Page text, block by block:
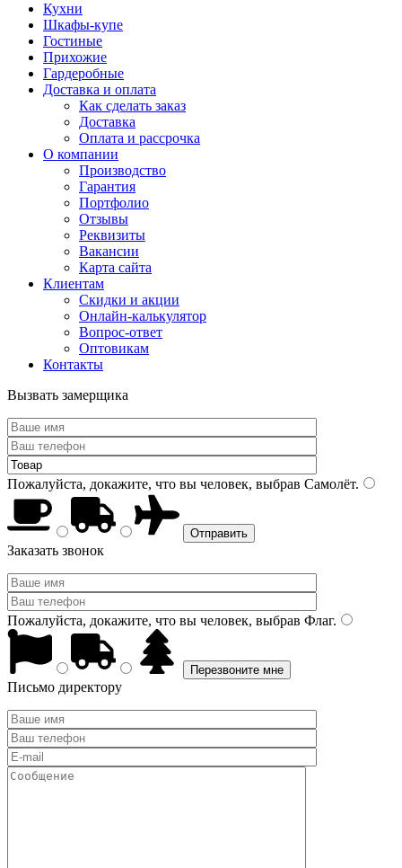
Кухни
Шкафы-купе
Гостиные
Прихожие
Гардеробные
Доставка и оплата
Как сделать заказ
Доставка
Оплата и рассрочка
О компании
Производство
Гарантия
Портфолио
Отзывы
Реквизиты
Вакансии
Карта сайта
Клиентам
Скидки и акции
Онлайн-калькулятор
Вопрос-ответ
Оптовикам
Контакты
Вызвать замерщика
Пожалуйста, докажите, что вы человек, выбрав Самолёт.
Заказать звонок
Пожалуйста, докажите, что вы человек, выбрав Флаг.
Письмо директору